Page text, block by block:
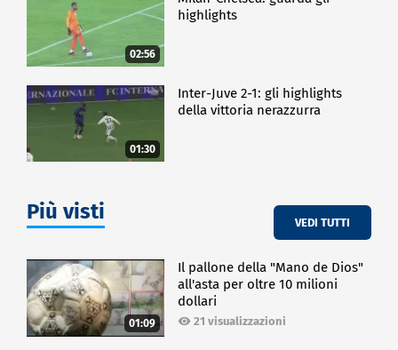
02:56
highlights
01:30
Inter-Juve 2-1: gli highlights
della vittoria nerazzurra
Più visti VEDI TUTTI
01:09
Il pallone della "Mano de Dios"
all'asta per oltre 10 milioni
dollari
21 visualizzazioni